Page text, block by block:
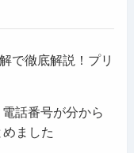
で徹底解説！プリ
話番号が分から
ました